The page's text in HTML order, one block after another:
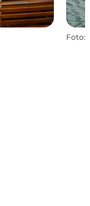
Foto: